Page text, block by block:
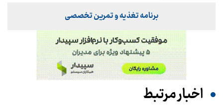
برنامه تغذیه و تمرین تخصصی
اخبار مرتبط